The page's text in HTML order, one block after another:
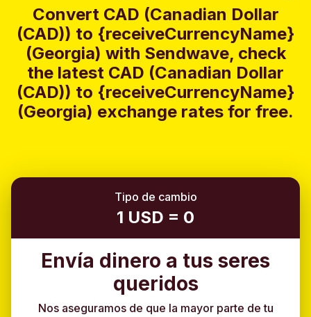
Convert CAD (Canadian Dollar
(CAD)) to {receiveCurrencyName}
(Georgia) with Sendwave, check
the latest CAD (Canadian Dollar
(CAD)) to {receiveCurrencyName}
(Georgia) exchange rates for free.
Tipo de cambio
1 USD = 0
Envía dinero a tus seres
queridos
Nos aseguramos de que la mayor parte de tu